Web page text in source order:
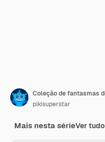
Coleção de fantasmas
pikisuperstar
Mais nesta sérieVer tudo